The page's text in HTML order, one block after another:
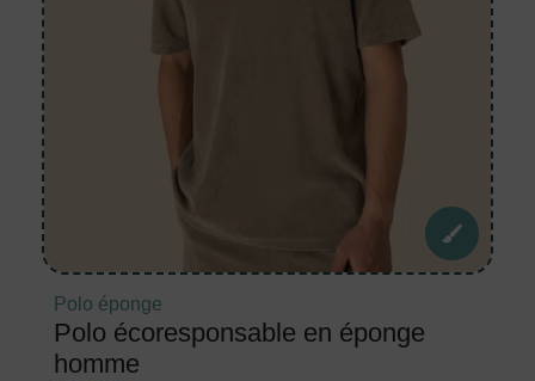
Polo éponge
Polo écoresponsable en éponge
homme